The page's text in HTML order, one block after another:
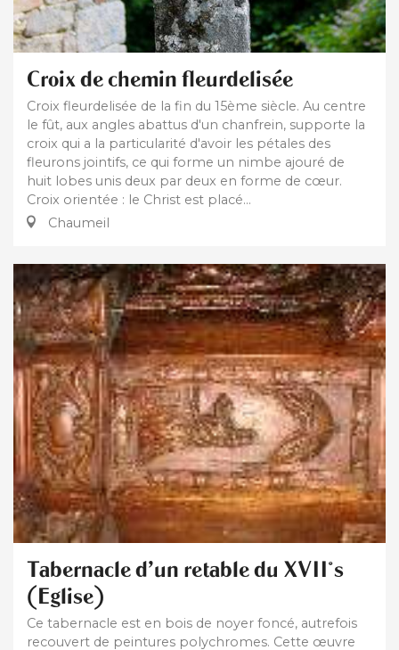
Croix de chemin fleurdelisée
Croix fleurdelisée de la fin du 15ème siècle. Au centre
le fût, aux angles abattus d'un chanfrein, supporte la
croix qui a la particularité d'avoir les pétales des
fleurons jointifs, ce qui forme un nimbe ajouré de
huit lobes unis deux par deux en forme de cœur.
Croix orientée : le Christ est placé...
Chaumeil
Tabernacle d'un retable du XVII°s
(Eglise)
Ce tabernacle est en bois de noyer foncé, autrefois
recouvert de peintures polychromes. Cette œuvre